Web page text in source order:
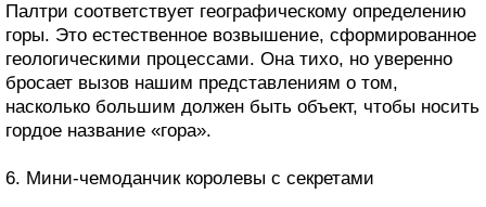
Палтри соответствует географическому определению
горы. Это естественное возвышение, сформированное
геологическими процессами. Она тихо, но уверенно
бросает вызов нашим представлениям о том,
насколько большим должен быть объект, чтобы носить
гордое название «гора».
6. Мини-чемоданчик королевы с секретами